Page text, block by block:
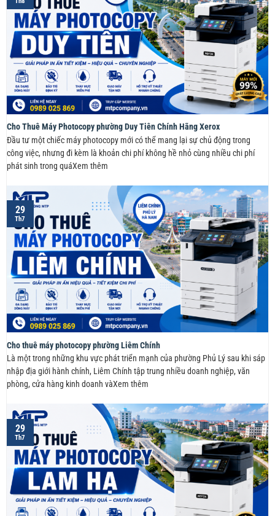
Cho Thuê Máy Photocopy phường Duy Tiên Chính Hãng Xerox
Đầu tư một chiếc máy photocopy mới có thể mang lại sự chủ động trong
công việc, nhưng đi kèm là khoản chi phí không hề nhỏ cùng nhiều chi phí
phát sinh trong quáXem thêm
Cho thuê máy photocopy phường Liêm Chính
Là một trong những khu vực phát triển mạnh của phường Phủ Lý sau khi sáp
nhập địa giới hành chính, Liêm Chính tập trung nhiều doanh nghiệp, văn
phòng, cửa hàng kinh doanh vàXem thêm
29
Th7
29
Th7